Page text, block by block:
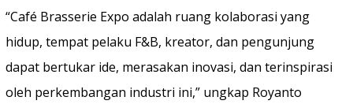
“Café Brasserie Expo adalah ruang kolaborasi yang
hidup, tempat pelaku F&B, kreator, dan pengunjung
dapat bertukar ide, merasakan inovasi, dan terinspirasi
oleh perkembangan industri ini,” ungkap Royanto